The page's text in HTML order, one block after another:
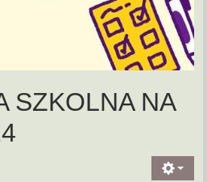
SZKOLNA NA